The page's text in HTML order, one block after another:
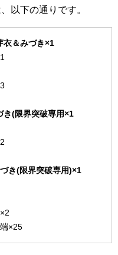
以下の通りです。
衣＆みづき×1
き(限界突破専用×1
き(限界突破専用)×1
×25